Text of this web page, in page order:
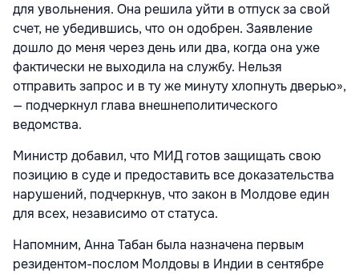
для увольнения. Она решила уйти в отпуск за свой
счет, не убедившись, что он одобрен. Заявление
дошло до меня через день или два, когда она уже
фактически не выходила на службу. Нельзя
отправить запрос и в ту же минуту хлопнуть дверью»,
— подчеркнул глава внешнеполитического
ведомства.
Министр добавил, что МИД готов защищать свою
позицию в суде и предоставить все доказательства
нарушений, подчеркнув, что закон в Молдове един
для всех, независимо от статуса.
Напомним, Анна Табан была назначена первым
резидентом-послом Молдовы в Индии в сентябре